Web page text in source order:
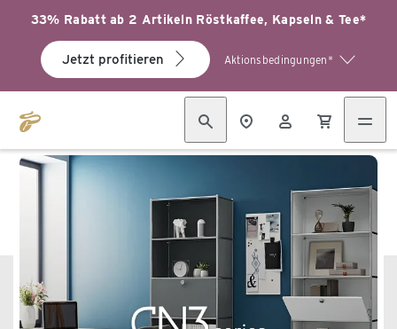
33% Rabatt ab 2 Artikeln Röstkaffee, Kapseln & Tee*
Jetzt profitieren Aktionsbedingungen*